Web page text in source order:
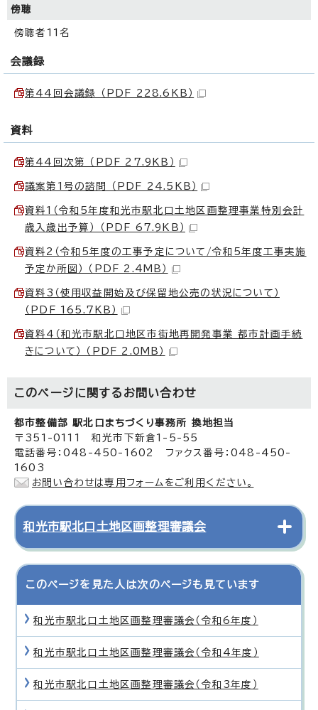
傍聴
傍聴者11名
会議録
第44回会議録 （PDF 228.6KB）
資料
第44回次第 （PDF 27.9KB）
議案第1号の諮問 （PDF 24.5KB）
資料1（令和5年度和光市駅北口土地区画整理事業特別会計
歳入歳出予算） （PDF 67.9KB）
資料2（令和5年度の工事予定について/令和5年度工事実施
予定か所図） （PDF 2.4MB）
資料3（使用収益開始及び保留地公売の状況について）
（PDF 165.7KB）
資料4（和光市駅北口地区市街地再開発事業 都市計画手続
きについて） （PDF 2.0MB）
このページに関する お問い合わせ
都市整備部 駅北口まちづくり事務所 換地担当
〒351-0111 和光市下新倉1-5-55
電話番号：048-450-1602 ファクス番号：048-450-
1603
お問い合わせは専用フォームをご利用ください。
和光市駅北口土地区画整理審議会
このページを見た人は次のページも見ています
和光市駅北口土地区画整理審議会（令和6年度）
和光市駅北口土地区画整理審議会（令和4年度）
和光市駅北口土地区画整理審議会（令和3年度）